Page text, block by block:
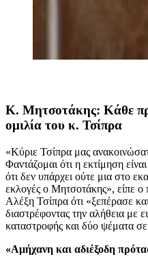
Κ. Μητσοτάκης: Κάθε
ομιλία του κ. Τσίπρα
«Κύριε Τσίπρα μας
Φαντάζομαι ότι η εκτίμηση
ότι δεν υπάρχει ούτε μια στο
εκλογές ο Μητσοτάκης», είπε
Αλέξη Τσίπρα ότι «ξεπέρασε
διαστρέφοντας την αλήθεια με
καταστροφής και δύο ψέματα
«Αμήχανη και αδιέξοδη